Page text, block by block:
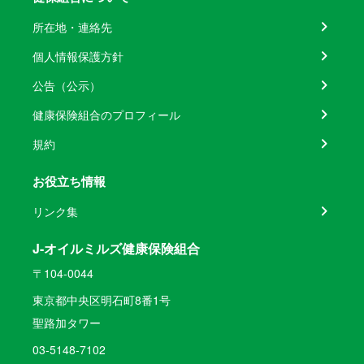
所在地・連絡先
個人情報保護方針
公告（公示）
健康保険組合のプロフィール
規約
お役立ち情報
リンク集
J-オイルミルズ健康保険組合
〒104-0044
東京都中央区明石町8番1号
聖路加タワー
03-5148-7102